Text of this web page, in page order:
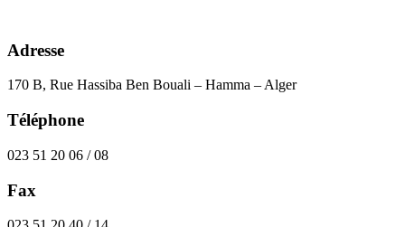
Adresse
170 B, Rue Hassiba Ben Bouali – Hamma – Alger
Téléphone
023 51 20 06 / 08
Fax